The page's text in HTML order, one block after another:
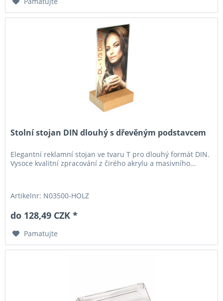
Stolní stojan DIN dlouhý s dřevěným podstavcem
Elegantní reklamní stojan ve tvaru T pro dlouhý formát DIN.
Vysoce kvalitní zpracování z čirého akrylu a masivního...
Artikelnr: N03500-HOLZ
do 128,49 CZK *
Pamatujte